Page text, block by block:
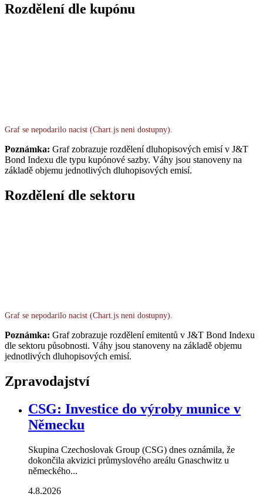
Rozdělení dle kupónu
Graf se nepodarilo nacist (Chart.js neni dostupny).
Poznámka: Graf zobrazuje rozdělení dluhopisových emisí v J&T
Bond Indexu dle typu kupónové sazby. Váhy jsou stanoveny na
základě objemu jednotlivých dluhopisových emisí.
Rozdělení dle sektoru
Graf se nepodarilo nacist (Chart.js neni dostupny).
Poznámka: Graf zobrazuje rozdělení emitentů v J&T Bond Indexu
dle sektoru působnosti. Váhy jsou stanoveny na základě objemu
jednotlivých dluhopisových emisí.
Zpravodajství
CSG: Investice do výroby munice v
Německu
Skupina Czechoslovak Group (CSG) dnes oznámila, že
dokončila akvizici průmyslového areálu Gnaschwitz u
německého...
4.8.2026